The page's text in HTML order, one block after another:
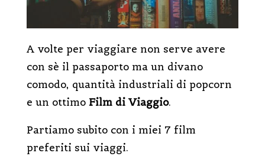
A volte per viaggiare non serve avere
con sè il passaporto ma un divano
comodo, quantità industriali di popcorn
e un ottimo Film di Viaggio.
Partiamo subito con i miei 7 film
preferiti sui viaggi.